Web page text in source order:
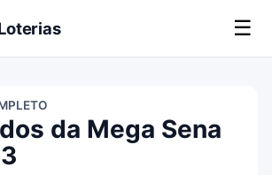
☰
da Mega Sena